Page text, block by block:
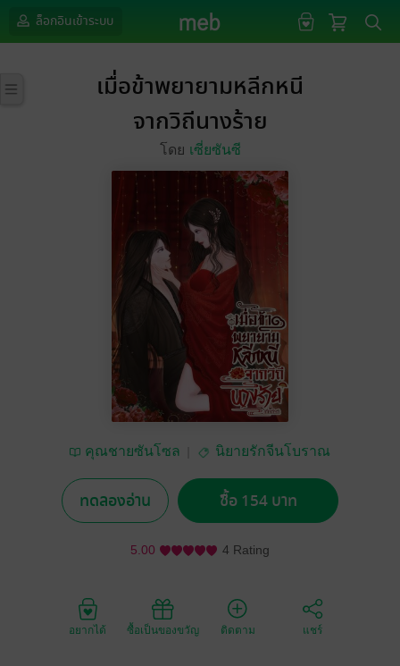
ล็อกอินเข้าระบบ
เมื่อข้าพยายามหลีกหนี
จากวิถีนางร้าย
โดย เซี่ยซันซี
คุณชายซันโซล นิยายรักจีนโบราณ
ทดลองอ่าน ซื้อ 154 บาท
5.00 4 Rating
อยากได้ ซื้อเป็นของขวัญ ติดตาม แชร์